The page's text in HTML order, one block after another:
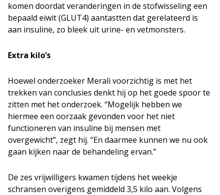
komen doordat veranderingen in de stofwisseling een
bepaald eiwit (GLUT4) aantastten dat gerelateerd is
aan insuline, zo bleek uit urine- en vetmonsters.
Extra kilo’s
Hoewel onderzoeker Merali voorzichtig is met het
trekken van conclusies denkt hij op het goede spoor te
zitten met het onderzoek. “Mogelijk hebben we
hiermee een oorzaak gevonden voor het niet
functioneren van insuline bij mensen met
overgewicht”, zegt hij. “En daarmee kunnen we nu ook
gaan kijken naar de behandeling ervan.”
De zes vrijwilligers kwamen tijdens het weekje
schransen overigens gemiddeld 3,5 kilo aan. Volgens